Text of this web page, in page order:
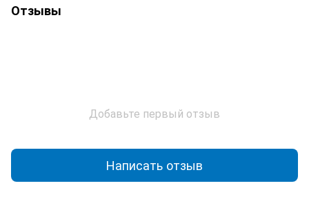
Отзывы
Добавьте первый отзыв
Написать отзыв